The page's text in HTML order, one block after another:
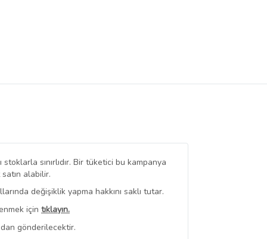
stoklarla sınırlıdır. Bir tüketici bu kampanya
alabilir.
değişiklik yapma hakkını saklı tutar.
için tıklayın.
gönderilecektir.